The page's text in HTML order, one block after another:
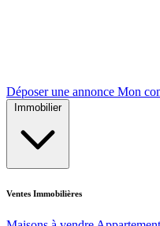
Déposer une annonce Mon
Immobilier
Ventes Immobilières